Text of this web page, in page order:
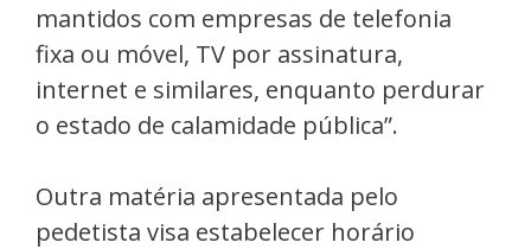
mantidos com empresas de telefonia
fixa ou móvel, TV por assinatura,
internet e similares, enquanto perdurar
o estado de calamidade pública”.
Outra matéria apresentada pelo
pedetista visa estabelecer horário